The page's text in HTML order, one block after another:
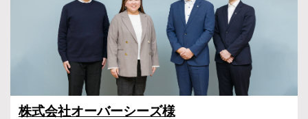
株式会社オーバーシーズ様